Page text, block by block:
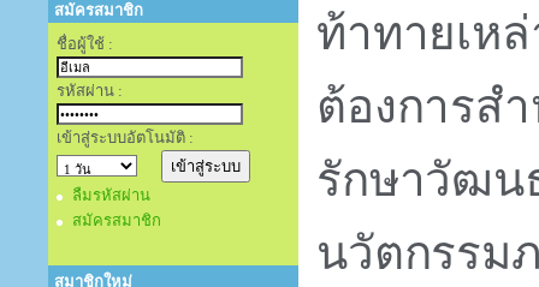
สมัครสมาชิก
ชื่อผู้ใช้ :
รหัสผ่าน :
เข้าสู่ระบบอัตโนมัติ :
ลืมรหัสผ่าน
สมัครสมาชิก
สมาชิกใหม่
ท้าทายเห
ต้องการส
รักษาวัฒน
นวัตกรรม